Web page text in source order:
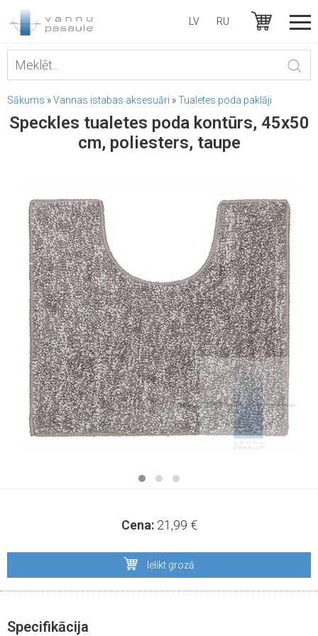
LV RU
Sākums »Vannas istabas aksesuāri »Tualetes poda paklāji
Speckles tualetes poda kontūrs, 45x50
cm, poliesters, taupe
Cena: 21,99 €
Ielikt grozā
Specifikācija